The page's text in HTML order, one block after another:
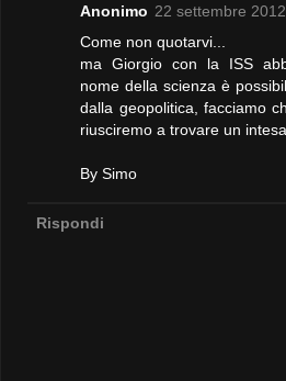
Anonimo 22 settembre
Come non quotarvi...
ma Giorgio con la ISS
nome della scienza è
dalla geopolitica, facciamo
riusciremo a trovare un
By Simo
Rispondi